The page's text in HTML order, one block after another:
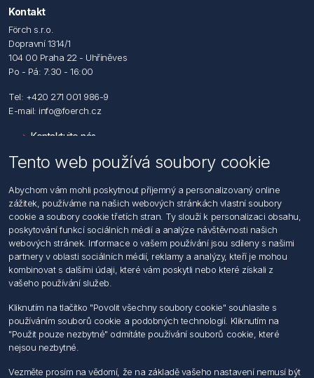
Kontakt
Förch s.r.o.
Dopravní 1314/1
104 00 Praha 22 - Uhříněves
Po - Pá: 7:30 - 16:00
Tel: +420 271 001 986-9
E-mail: info@foerch.cz
Kontaktujte nás
Hledat
Dodržování předpisů
Zásady zpracování osobních údajů fyzických osob
Podmínky zasílání elektronických dokumentu
Všeobecné dodací a obchodní podmínky
Informace o nakládaní s elektroodpadem
Můj účet
Můj účet
Objednávky
Adresy
Tento web používá soubory cookie
Abychom vám mohli poskytnout příjemný a personalizovaný online
zážitek, používáme na našich webových stránkách vlastní soubory
cookie a soubory cookie třetích stran. Ty slouží k personalizaci obsahu,
poskytování funkcí sociálních médií a analýze návštěvnosti našich
webových stránek. Informace o vašem používání jsou sdíleny s našimi
partnery v oblasti sociálních médií, reklamy a analýzy, kteří je mohou
kombinovat s dalšími údaji, které vám poskytli nebo které získali z
vašeho používání služeb.
Kliknutím na tlačítko "Povolit všechny soubory cookie" souhlasíte s
používáním souborů cookie a podobných technologií. Kliknutím na
"Použit pouze nezbytné" odmítáte používání souborů cookie, které
nejsou nezbytné.
Vezměte prosím na vědomí, že na základě vašeho nastavení nemusí být